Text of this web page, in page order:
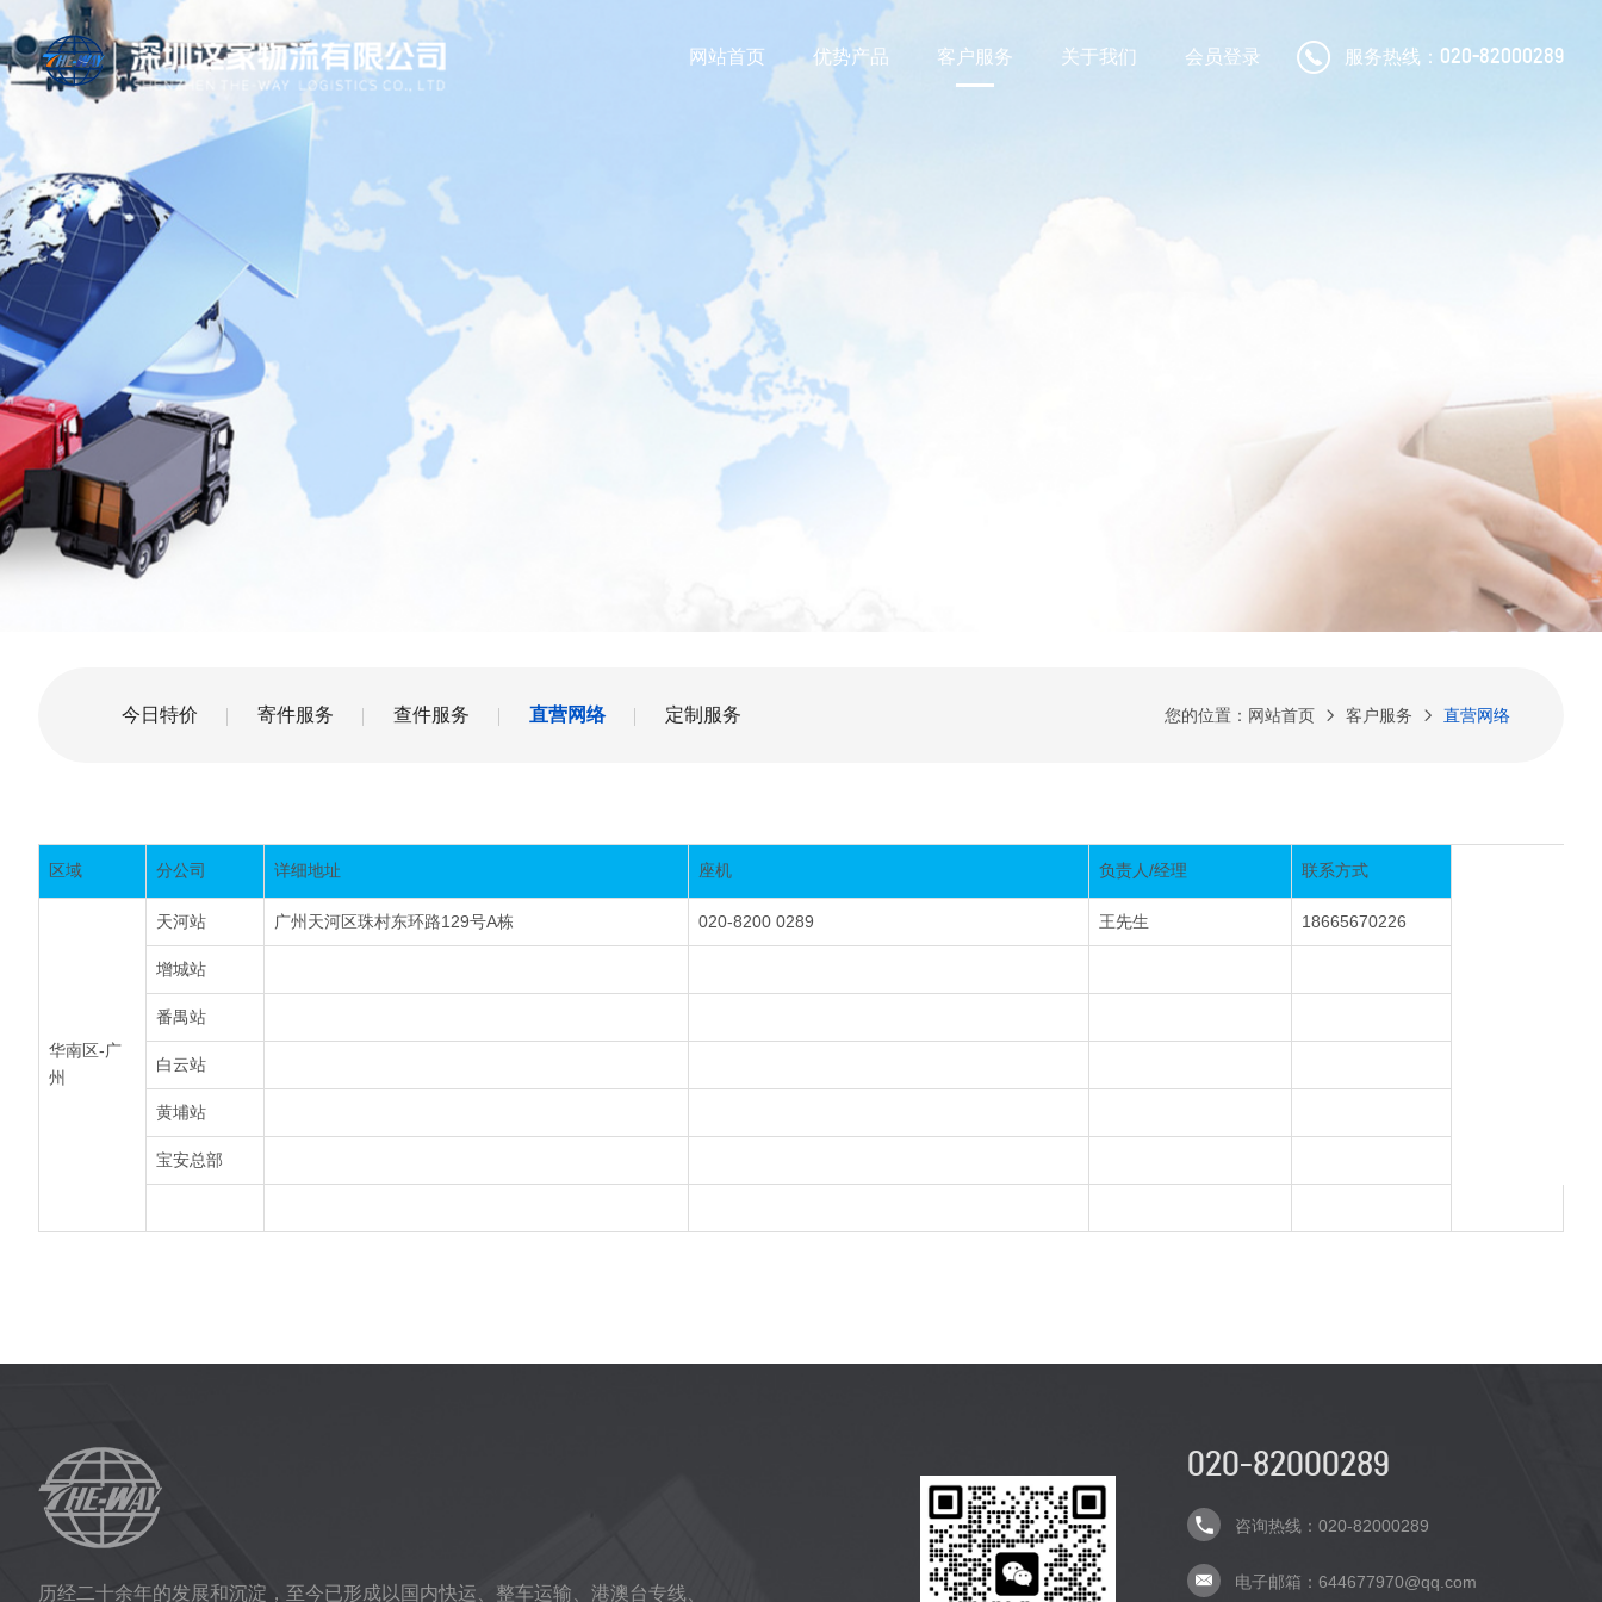
网站首页 优势产品 客户服务 关于我们 会员登录 服务热线： 020-82000289
今日特价 寄件服务 查件服务 直营网络 定制服务 您的位置： 网站首页 客户服务 直营网络
区域 分公司 详细地址 座机 负责人/经理 联系方式
华南区-广
州
天河站 广州天河区珠村东环路129号A栋 020-8200 0289 王先生 18665670226
增城站
番禺站
白云站
黄埔站
宝安总部
历经二十余年的发展和沉淀，至今已形成以国内快运、整车运输、港澳台专线、
020-82000289
咨询热线：020-82000289
电子邮箱：644677970@qq.com